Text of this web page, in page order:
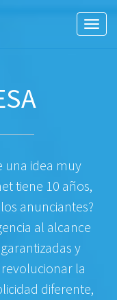
una idea muy
tiene 10 años,
anunciantes?
al alcance
y
la
diferente,